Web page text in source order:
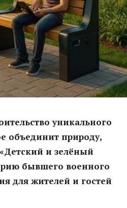
уникального
объединит природу,
и зелёный
бывшего военного
для жителей и гостей